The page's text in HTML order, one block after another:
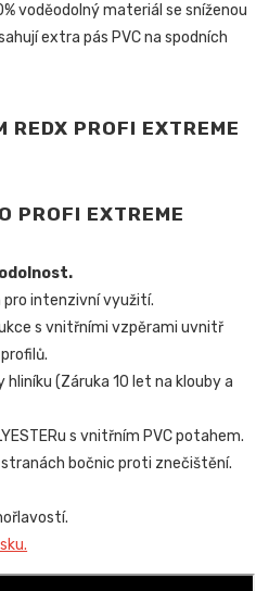
voděodolný materiál se sníženou
extra pás PVC na spodních
PROFI EXTREME
pro intenzivní využití.
s vnitřními vzpěrami uvnitř
hliníku (Záruka 10 let na klouby a
s vnitřním PVC potahem.
stranách bočnic proti znečištění.